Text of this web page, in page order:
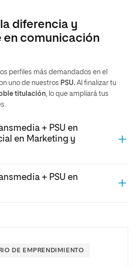
diferencia y
en comunicación
perfiles más demandados en el
uno de nuestros PSU. Al finalizar tu
titulación , lo que ampliará tus
+ PSU en
en Marketing y
+ PSU en
DE EMPRENDIMIENTO